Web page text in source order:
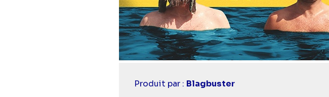
Casting
Produit par : Blagbuster